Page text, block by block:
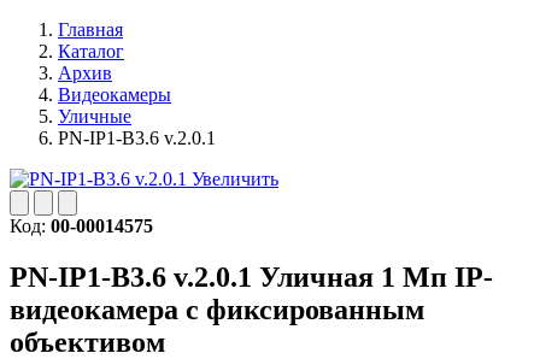
Главная
Каталог
Архив
Видеокамеры
Уличные
PN-IP1-B3.6 v.2.0.1
Увеличить
Код: 00-00014575
PN-IP1-B3.6 v.2.0.1 Уличная 1 Мп IP-
видеокамера с фиксированным
объективом